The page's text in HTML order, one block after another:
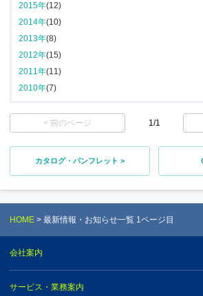
2015年(12)
2014年(10)
2013年(8)
2012年(15)
2011年(11)
2010年(7)
< 前のページ 1/1
カタログ・パンフレット >
HOME 最新情報・お知らせ一覧 1ページ目
会社案内
サービス・業務案内